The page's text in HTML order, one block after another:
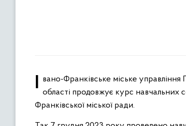
Івано-Франківське міське управління Головного управління Держпродспоживслужби в Івано-Франківській області продовжує курс навчальних
Франківської міської ради.